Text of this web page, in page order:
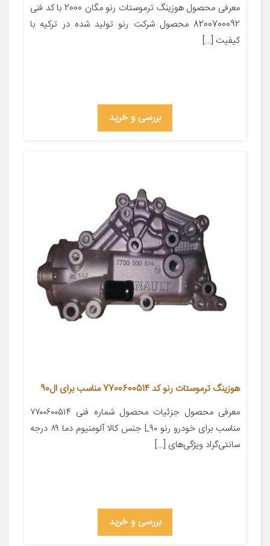
معرفی محصول هوزینگ ترموستات رنو مگان 2000 با کد فنی
8200700092 محصول شرکت رنو تولید شده در ترکیه با
کیفیت […]
بررسی و خرید
هوزینگ ترموستات رنو کد 7700600514 مناسب برای ال90
معرفی محصول جزئیات محصول شماره فنی ۷۷۰۰۶۰۰۵۱۴
مناسب برای خودرو رنو L۹۰ جنس کالا آلومنیوم دما ۸۹ درجه
سانتی‌گراد ویژگی‌های […]
بررسی و خرید